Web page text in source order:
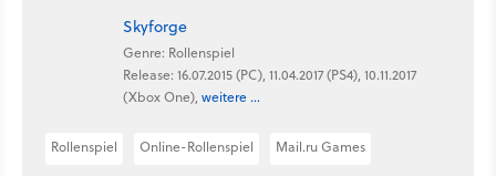
Skyforge
Genre: Rollenspiel
Release: 16.07.2015 (PC), 11.04.2017 (PS4), 10.11.2017
(Xbox One), weitere ...
Rollenspiel Online-Rollenspiel Mail.ru Games